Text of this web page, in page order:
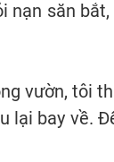
săn
vườn, tôi
lại bay về.